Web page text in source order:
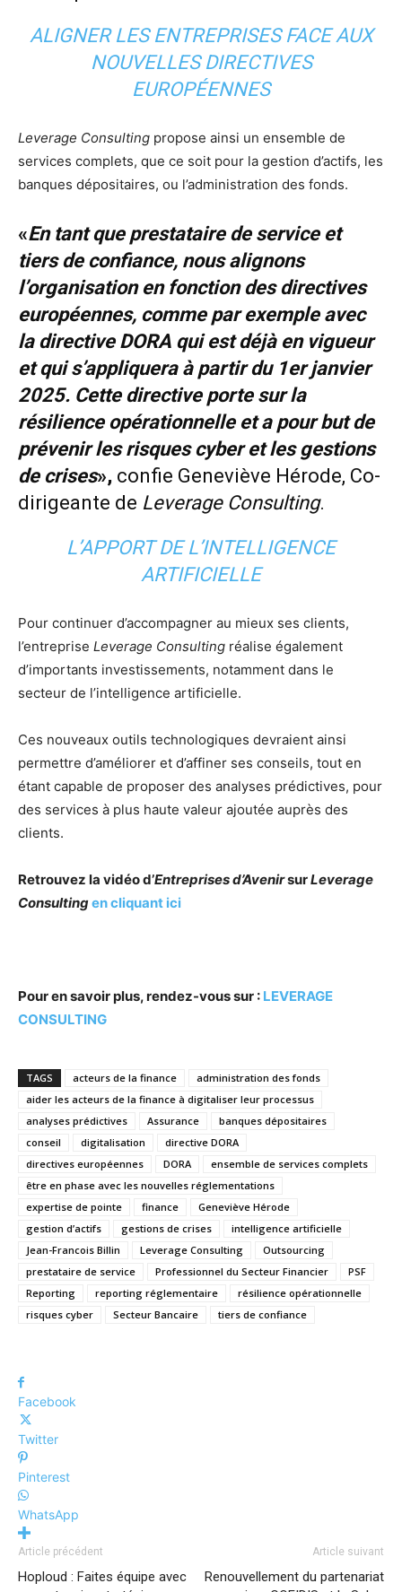
ALIGNER LES ENTREPRISES FACE AUX
NOUVELLES DIRECTIVES
EUROPÉENNES
Leverage Consulting propose ainsi un ensemble de
services complets, que ce soit pour la gestion d’actifs, les
banques dépositaires, ou l’administration des fonds.
«En tant que prestataire de service et
tiers de confiance, nous alignons
l’organisation en fonction des directives
européennes, comme par exemple avec
la directive DORA qui est déjà en vigueur
et qui s’appliquera à partir du 1er janvier
2025. Cette directive porte sur la
résilience opérationnelle et a pour but de
prévenir les risques cyber et les gestions
de crises», confie Geneviève Hérode, Co-
dirigeante de Leverage Consulting.
L’APPORT DE L’INTELLIGENCE
ARTIFICIELLE
Pour continuer d’accompagner au mieux ses clients,
l’entreprise Leverage Consulting réalise également
d’importants investissements, notamment dans le
secteur de l’intelligence artificielle.
Ces nouveaux outils technologiques devraient ainsi
permettre d’améliorer et d’affiner ses conseils, tout en
étant capable de proposer des analyses prédictives, pour
des services à plus haute valeur ajoutée auprès des
clients.
Retrouvez la vidéo d’Entreprises d’AvenirsurLeverage
Consultingen cliquant ici
Pour en savoir plus, rendez-vous sur : LEVERAGE
CONSULTING
TAGS acteurs de la finance
administration des fonds
aider les acteurs de la finance à digitaliser leur processus
analyses prédictives
Assurance
banques dépositaires
conseil
digitalisation
directive DORA
directives européennes
DORA
ensemble de services complets
être en phase avec les nouvelles réglementations
expertise de pointe
finance
Geneviève Hérode
gestion d’actifs
gestions de crises
intelligence artificielle
Jean-Francois Billin
Leverage Consulting
Outsourcing
prestataire de service
Professionnel du Secteur Financier
PSF
Reporting
reporting réglementaire
résilience opérationnelle
risques cyber
Secteur Bancaire tiers de confiance
Facebook
Twitter
Pinterest
WhatsApp
Article précédent
Hoploud : Faites équipe avec
Article suivant
Renouvellement du partenariat